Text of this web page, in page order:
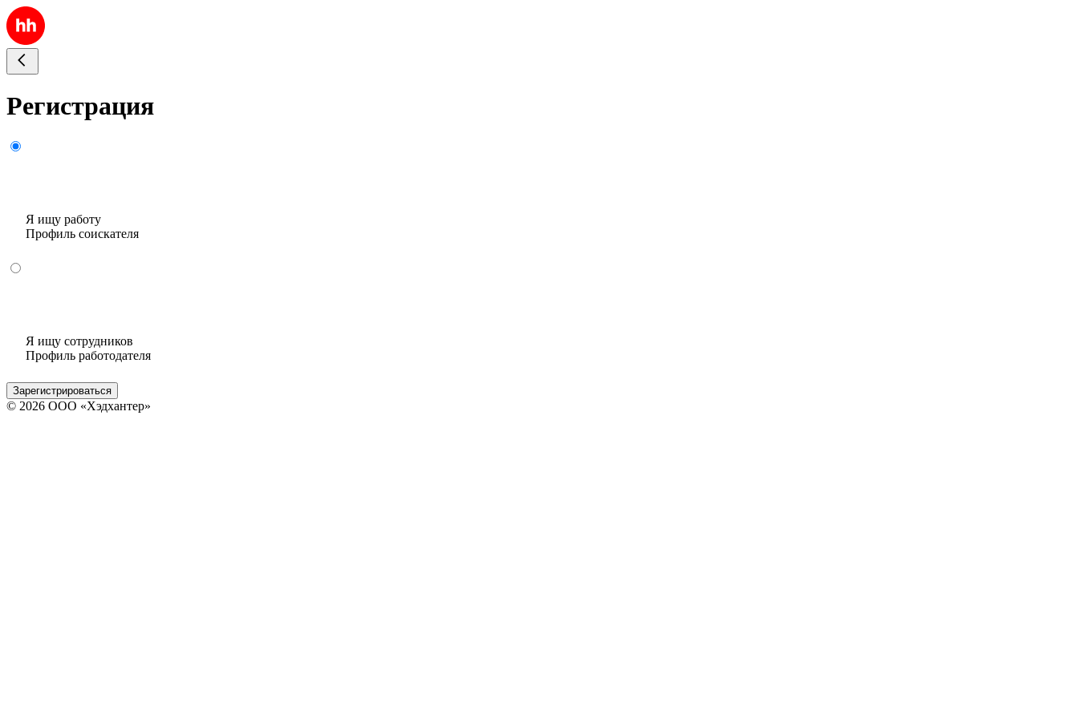
Регистрация
Я ищу работу
Профиль соискателя
Я ищу сотрудников
Профиль работодателя
Зарегистрироваться
© 2026 ООО «Хэдхантер»